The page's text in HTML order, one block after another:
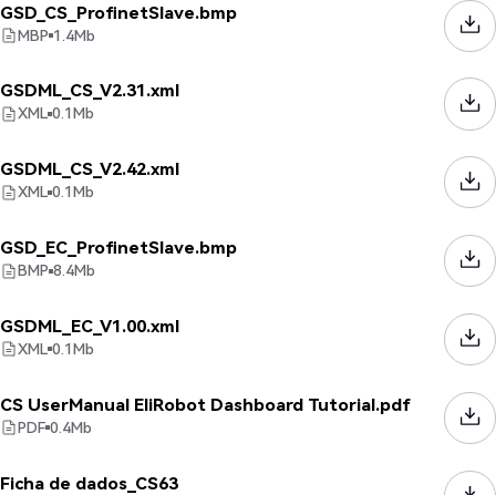
GSD_CS_ProfinetSlave.bmp
MBP 1.4Mb
GSDML_CS_V2.31.xml
XML 0.1Mb
GSDML_CS_V2.42.xml
XML 0.1Mb
GSD_EC_ProfinetSlave.bmp
BMP 8.4Mb
GSDML_EC_V1.00.xml
XML 0.1Mb
CS UserManual EliRobot Dashboard Tutorial.pdf
PDF 0.4Mb
Ficha de dados_CS63